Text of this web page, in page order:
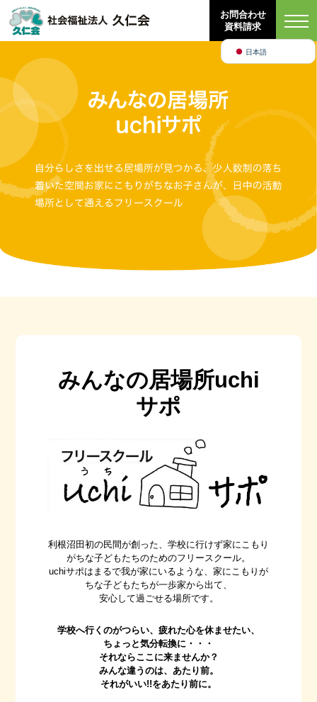
お問合わせ
資料請求
みんなの居場所uchi
サポ
利根沼田初の民間が創った、学校に行けず家にこもり
がちな子どもたちのためのフリースクール。
uchiサポはまるで我が家にいるような、家にこもりが
ちな子どもたちが一歩家から出て、
安心して過ごせる場所です。
学校へ行くのがつらい、疲れた心を休ませたい、
ちょっと気分転換に・・・
それならここに来ませんか？
みんな違うのは、あたり前。
それがいい!!をあたり前に。
日本語
English